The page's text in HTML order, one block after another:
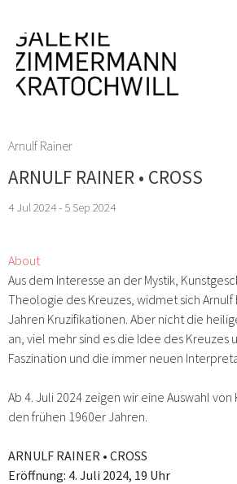
Arnulf Rainer
ARNULF RAINER • CROSS
4 Jul 2024 - 5 Sep 2024
About
Aus dem Interesse an der Mystik,
Theologie des Kreuzes, widmet sich Arnulf
Jahren Kruzifikationen. Aber nicht die
an, viel mehr sind es die Idee des Kreuzes
Faszination und die immer neuen
Ab 4. Juli 2024 zeigen wir eine Auswahl
den frühen 1960er Jahren.
ARNULF RAINER • CROSS
Eröffnung: 4. Juli 2024, 19 Uhr